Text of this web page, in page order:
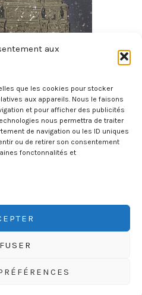
aux
que les cookies pour stocker
aux appareils. Nous le faisons
et pour afficher des publicités
nous permettra de traiter
de navigation ou les ID uniques
ou de retirer son consentement
fonctonnalités et
Au Boul’Mich
2026
LITTÉRATURE EN BD